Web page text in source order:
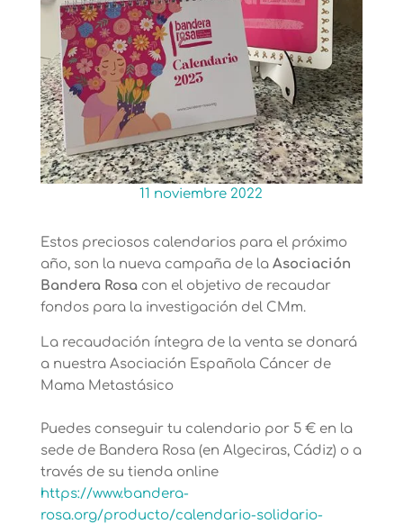
11 noviembre 2022
Estos preciosos calendarios para el próximo
año, son la nueva campaña de la Asociación
Bandera Rosa con el objetivo de recaudar
fondos para la investigación del CMm.
La recaudación íntegra de la venta se donará
a nuestra Asociación Española Cáncer de
Mama Metastásico
Puedes conseguir tu calendario por 5 € en la
sede de Bandera Rosa (en Algeciras, Cádiz) o a
través de su tienda online
https://www.bandera-
rosa.org/producto/calendario-solidario-